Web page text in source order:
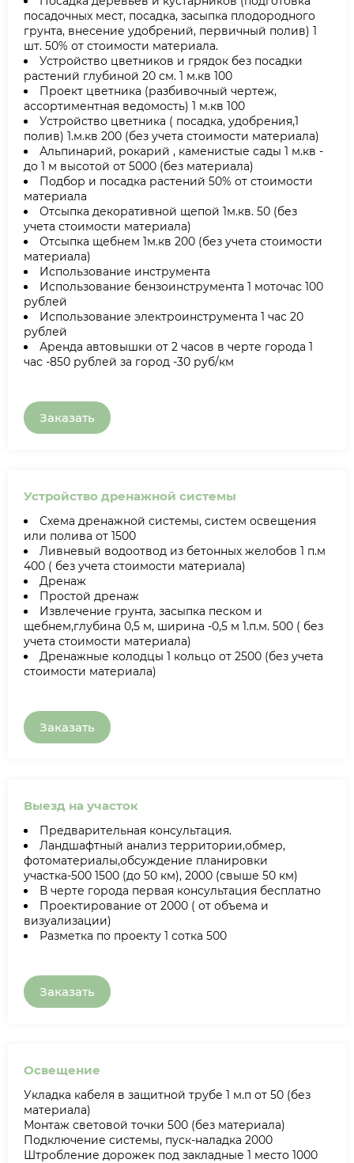
посадочных мест, посадка, засыпка плодородного
грунта, внесение удобрений, первичный полив) 1
шт. 50% от стоимости материала.
Устройство цветников и грядок без посадки
растений глубиной 20 см. 1 м.кв 100
Проект цветника (разбивочный чертеж,
ассортиментная ведомость) 1 м.кв 100
Устройство цветника ( посадка, удобрения,1
полив) 1.м.кв 200 (без учета стоимости материала)
Альпинарий, рокарий , каменистые сады 1 м.кв -
до 1 м высотой от 5000 (без материала)
Подбор и посадка растений 50% от стоимости
материала
Отсыпка декоративной щепой 1м.кв. 50 (без
учета стоимости материала)
Отсыпка щебнем 1м.кв 200 (без учета стоимости
материала)
Использование инструмента
Использование бензоинструмента 1 моточас 100
рублей
Использование электроинструмента 1 час 20
рублей
Аренда автовышки от 2 часов в черте города 1
час -850 рублей за город -30 руб/км
Заказать
Устройство дренажной системы
Схема дренажной системы, систем освещения
или полива от 1500
Ливневый водоотвод из бетонных желобов 1 п.м
400 ( без учета стоимости материала)
Дренаж
Простой дренаж
Извлечение грунта, засыпка песком и
щебнем,глубина 0,5 м, ширина -0,5 м 1.п.м. 500 ( без
учета стоимости материала)
Дренажные колодцы 1 кольцо от 2500 (без учета
стоимости материала)
Заказать
Выезд на участок
Предварительная консультация.
Ландшафтный анализ территории,обмер,
фотоматериалы,обсуждение планировки
участка-500 1500 (до 50 км), 2000 (свыше 50 км)
В черте города первая консультация бесплатно
Проектирование от 2000 ( от объема и
визуализации)
Разметка по проекту 1 сотка 500
Заказать
Освещение
Укладка кабеля в защитной трубе 1 м.п от 50 (без
материала)
Монтаж световой точки 500 (без материала)
Подключение системы, пуск-наладка 2000
Штробление дорожек под закладные 1 место 1000